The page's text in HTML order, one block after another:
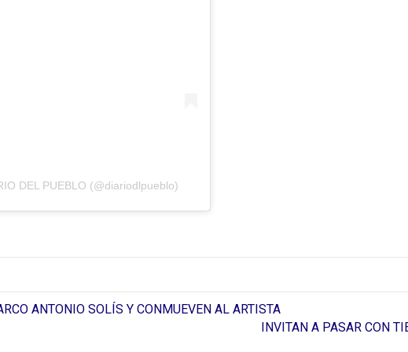
DEL PUEBLO (@diariodlpueblo)
ANTONIO SOLÍS Y CONMUEVEN AL ARTISTA
INVITAN A PASAR CON